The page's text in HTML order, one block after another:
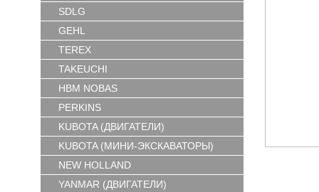
SDLG
GEHL
TEREX
TAKEUCHI
HBM NOBAS
PERKINS
KUBOTA (ДВИГАТЕЛИ)
KUBOTA (МИНИ-ЭКСКАВАТОРЫ)
NEW HOLLAND
YANMAR (ДВИГАТЕЛИ)